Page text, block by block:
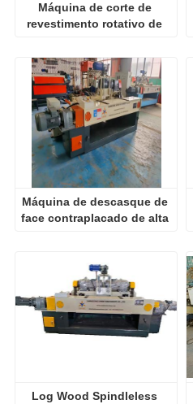
Máquina de corte de
revestimento rotativo de
Máquina de descasque de
face contraplacado de alta
Log Wood Spindleless